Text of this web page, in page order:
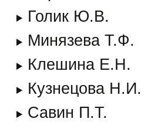
Голик Ю.В.
Минязева Т.Ф.
Клешина Е.Н.
Кузнецова Н.И.
Савин П.Т.